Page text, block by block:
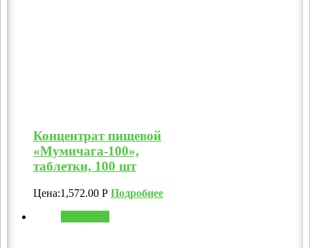
Концентрат пищевой
«Мумичага-100»,
таблетки, 100 шт
Цена:1,572.00 Р Подробнее